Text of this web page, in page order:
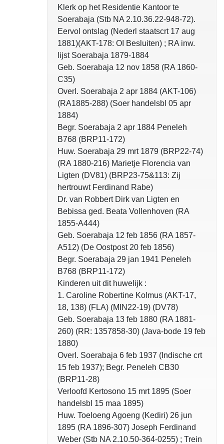
Klerk op het Residentie Kantoor te
Soerabaja (Stb NA 2.10.36.22-948-72).
Eervol ontslag (Nederl staatscrt 17 aug
1881)(AKT-178: OI Besluiten) ; RA inw.
lijst Soerabaja 1879-1884
Geb. Soerabaja 12 nov 1858 (RA 1860-
C35)
Overl. Soerabaja 2 apr 1884 (AKT-106)
(RA1885-288) (Soer handelsbl 05 apr
1884)
Begr. Soerabaja 2 apr 1884 Peneleh
B768 (BRP11-172)
Huw. Soerabaja 29 mrt 1879 (BRP22-74)
(RA 1880-216) Marietje Florencia van
Ligten (DV81) (BRP23-75&113: Zij
hertrouwt Ferdinand Rabe)
Dr. van Robbert Dirk van Ligten en
Bebissa ged. Beata Vollenhoven (RA
1855-A444)
Geb. Soerabaja 12 feb 1856 (RA 1857-
A512) (De Oostpost 20 feb 1856)
Begr. Soerabaja 29 jan 1941 Peneleh
B768 (BRP11-172)
Kinderen uit dit huwelijk :
1. Caroline Robertine Kolmus (AKT-17,
18, 138) (FLA) (MIN22-19) (DV78)
Geb. Soerabaja 13 feb 1880 (RA 1881-
260) (RR: 1357858-30) (Java-bode 19 feb
1880)
Overl. Soerabaja 6 feb 1937 (Indische crt
15 feb 1937); Begr. Peneleh CB30
(BRP11-28)
Verloofd Kertosono 15 mrt 1895 (Soer
handelsbl 15 maa 1895)
Huw. Toeloeng Agoeng (Kediri) 26 jun
1895 (RA 1896-307) Joseph Ferdinand
Weber (Stb NA 2.10.50-364-0255) ; Trein